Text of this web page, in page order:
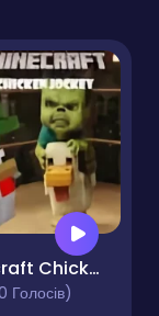
Minecraft Chicken Jockey
Голосів)